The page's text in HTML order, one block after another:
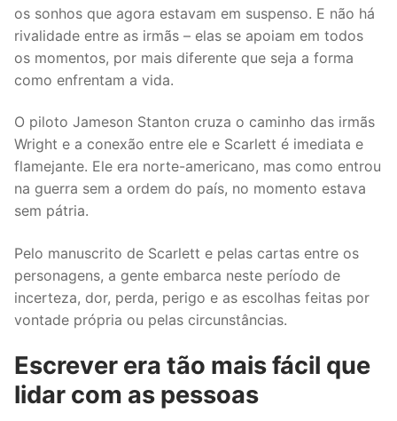
os sonhos que agora estavam em suspenso. E não há
rivalidade entre as irmãs – elas se apoiam em todos
os momentos, por mais diferente que seja a forma
como enfrentam a vida.
O piloto Jameson Stanton cruza o caminho das irmãs
Wright e a conexão entre ele e Scarlett é imediata e
flamejante. Ele era norte-americano, mas como entrou
na guerra sem a ordem do país, no momento estava
sem pátria.
Pelo manuscrito de Scarlett e pelas cartas entre os
personagens, a gente embarca neste período de
incerteza, dor, perda, perigo e as escolhas feitas por
vontade própria ou pelas circunstâncias.
Escrever era tão mais fácil que
lidar com as pessoas